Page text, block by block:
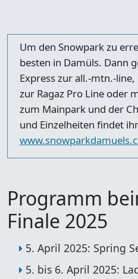
Um den Snowpark zu
besten in Damüls. Dann
Express zur all.-mtn.-
zur Ragaz Pro Line oder
zum Mainpark und der
und Einzelheiten findet
Programm
Finale 2025
5. April 2025: Spring
5. bis 6. April 2025: